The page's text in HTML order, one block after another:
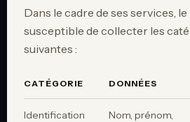
Dans le cadre de ses services,
susceptible de collecter les
suivantes :
CATÉGORIE DONNÉES
Identification
Nom, prénom,